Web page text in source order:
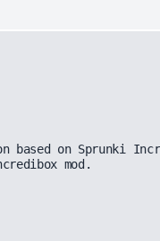
on Sprunki
mod.